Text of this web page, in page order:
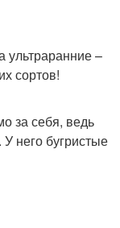
ультраранние –
сортов!
за себя, ведь
него бугристые